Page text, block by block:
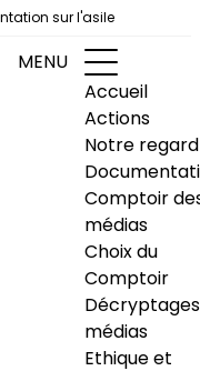
sur l'asile
MENU
Accueil
Actions
Notre regard
Comptoir
médias
Choix du
Comptoir
Décryptages
médias
Ethique et